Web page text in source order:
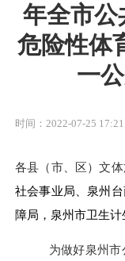
年全市公
危险性体
一
时间：2022-07-25 17:21
各县（市、区）文
社会事业局、泉州
障局，泉州市卫生计
为做好泉州